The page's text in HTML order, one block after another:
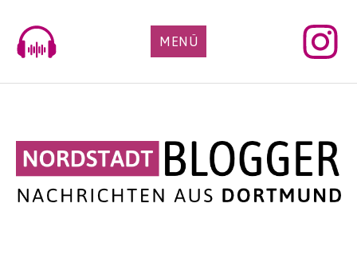
content
MENÜ